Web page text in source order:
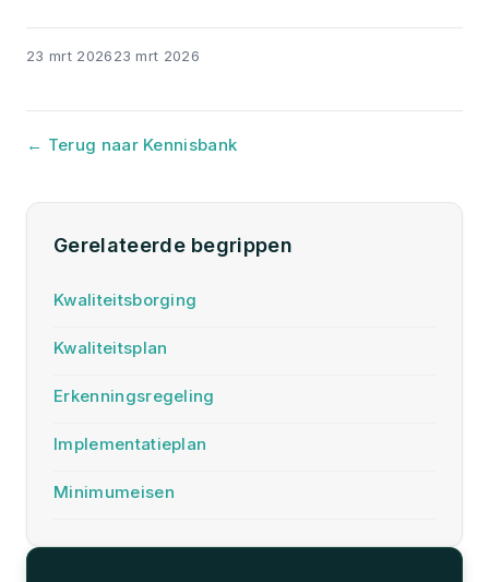
← Terug naar Kennisbank
23 mrt 202623 mrt 2026
Gerelateerde begrippen
Kwaliteitsborging
Kwaliteitsplan
Erkenningsregeling
Implementatieplan
Minimumeisen